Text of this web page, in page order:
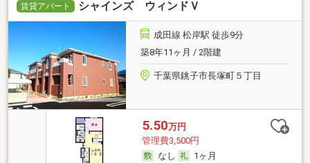
賃貸アパート シャインズ ウィンドＶ
成田線 松岸駅 徒歩9分
築8年11ヶ月 / 2階建
千葉県銚子市長塚町５丁目
5.50万円
管理費3,500円
なし
1ヶ月